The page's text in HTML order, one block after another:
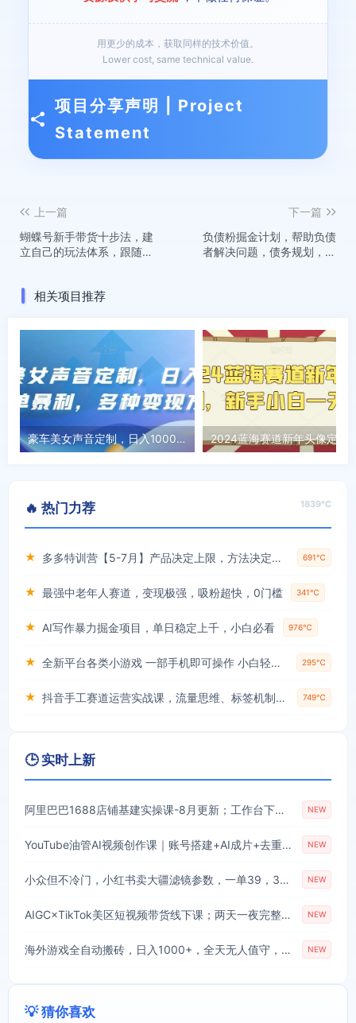
用更少的成本，获取同样的技术价值。
Lower cost, same technical value.
项目分享声明 | Project
Statement
上一篇
蝴蝶号新手带货十步法，建
立自己的玩法体系，跟随平
下一篇
负债粉掘金计划，帮助负债
者解决问题，债务规划，债
相关项目推荐
豪车美女声音定制，日入1000简单暴利，多种变现方式
🔥 热门力荐 1839℃
★ 多多特训营【5-7月】产品决定上限，方法决定下限，各种玩法技巧落地实操 691℃
★ 最强中老年人赛道，变现极强，吸粉超快，0门槛 341℃
★ AI写作暴力掘金项目，单日稳定上千，小白必看 976℃
★ 全新平台各类小游戏 一部手机即可操作 小白轻松上手 长期稳定 居家月入过万！！！ 295℃
★ 抖音手工赛道运营实战课，流量思维、标签机制、垂直定位，解决不起号难题，单月变现破3万 749℃
🕒 实时上新
阿里巴巴1688店铺基建实操课-8月更新；工作台下载到旺铺装修客服分流，手把手搞定开店全部必备操作 NEW
YouTube油管AI视频创作课｜账号搭建+AI成片+去重限流解决方案，YPP变现一站式教学(更新0809) NEW
小众但不冷门，小红书卖大疆滤镜参数，一单39，321天卖了1.7w+份 NEW
AIGC×TikTok美区短视频带货线下课；两天一夜完整回放，12小时高清视频收录头部操盘手全流程教学 NEW
海外游戏全自动搬砖，日入1000+，全天无人值守，绿色稳定！ NEW
💡 猜你喜欢